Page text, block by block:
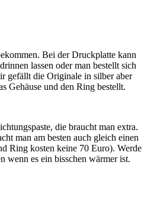
Bei der Druckplatte kann
lassen oder man bestellt sich
gefällt die Originale in silber aber
Gehäuse und den Ring bestellt.
die braucht man extra.
man am besten auch gleich einen
Ring kosten keine 70 Euro). Werde
wenn es ein bisschen wärmer ist.